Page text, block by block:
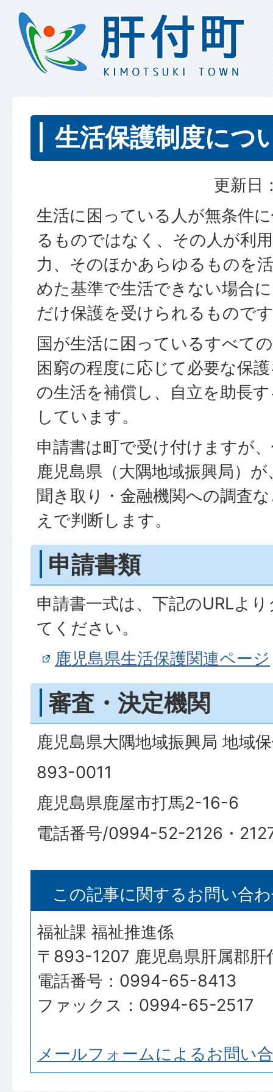
生活保護制度につ
更新日
生活に困っている人が無条件
るものではなく、その人が利
力、そのほかあらゆるものを
めた基準で生活できない場合
だけ保護を受けられるもので
国が生活に困っているすべて
困窮の程度に応じて必要な保
の生活を補償し、自立を助長
しています。
申請書は町で受け付けますが
鹿児島県（大隅地域振興局）
聞き取り・金融機関への調査
えで判断します。
申請書類
申請書一式は、下記のURLよ
てください。
鹿児島県生活保護関連ページ
審査・決定機関
鹿児島県大隅地域振興局 地域
893-0011
鹿児島県鹿屋市打馬2-16-6
電話番号/0994-52-2126・
この記事に関するお問い合
福祉課 福祉推進係
〒893-1207 鹿児島県肝属郡肝
電話番号：0994-65-8413
ファックス：0994-65-2517
メールフォームによるお問い